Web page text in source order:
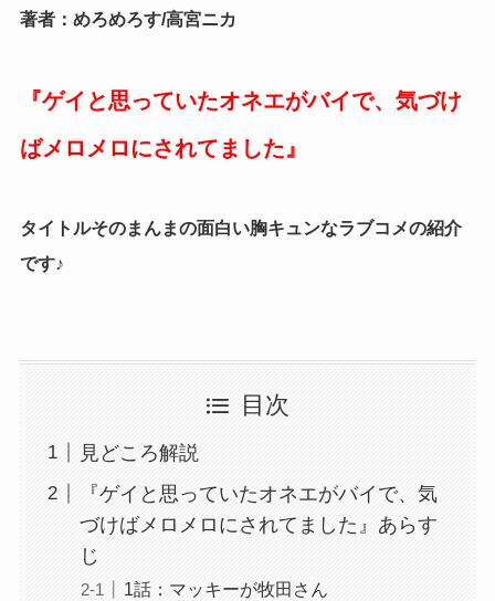
著者：めろめろす/高宮ニカ
『ゲイと思っていたオネエがバイで、気づけ
ばメロメロにされてました』
タイトルそのまんまの面白い胸キュンなラブコメの紹介
です♪
目次
見どころ解説
『ゲイと思っていたオネエがバイで、気
づけばメロメロにされてました』あらす
じ
1話：マッキーが牧田さん